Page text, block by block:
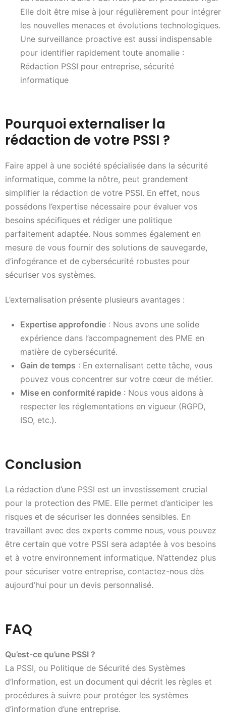
Elle doit être mise à jour régulièrement pour intégrer
les nouvelles menaces et évolutions technologiques.
Une surveillance proactive est aussi indispensable
pour identifier rapidement toute anomalie :
Rédaction PSSI pour entreprise, sécurité
informatique
Pourquoi externaliser la
rédaction de votre PSSI ?
Faire appel à une société spécialisée dans la sécurité
informatique, comme la nôtre, peut grandement
simplifier la rédaction de votre PSSI. En effet, nous
possédons l’expertise nécessaire pour évaluer vos
besoins spécifiques et rédiger une politique
parfaitement adaptée. Nous sommes également en
mesure de vous fournir des solutions de sauvegarde,
d’infogérance et de cybersécurité robustes pour
sécuriser vos systèmes.
L’externalisation présente plusieurs avantages :
Expertise approfondie : Nous avons une solide
expérience dans l’accompagnement des PME en
matière de cybersécurité.
Gain de temps : En externalisant cette tâche, vous
pouvez vous concentrer sur votre cœur de métier.
Mise en conformité rapide : Nous vous aidons à
respecter les réglementations en vigueur (RGPD,
ISO, etc.).
Conclusion
La rédaction d’une PSSI est un investissement crucial
pour la protection des PME. Elle permet d’anticiper les
risques et de sécuriser les données sensibles. En
travaillant avec des experts comme nous, vous pouvez
être certain que votre PSSI sera adaptée à vos besoins
et à votre environnement informatique. N’attendez plus
pour sécuriser votre entreprise, contactez-nous dès
aujourd’hui pour un devis personnalisé.
FAQ
Qu’est-ce qu’une PSSI ?
La PSSI, ou Politique de Sécurité des Systèmes
d’Information, est un document qui décrit les règles et
procédures à suivre pour protéger les systèmes
d’information d’une entreprise.